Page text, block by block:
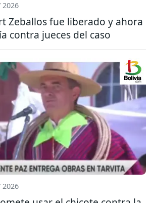
2026
Zeballos fue liberado y ahora
contra jueces del caso
2026